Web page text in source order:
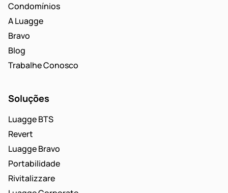
Condomínios
A Luagge
Bravo
Blog
Trabalhe Conosco
Soluções
Luagge BTS
Revert
Luagge Bravo
Portabilidade
Rivitalizzare